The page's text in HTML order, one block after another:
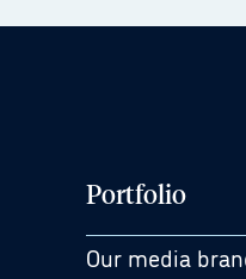
Portfolio
Our media